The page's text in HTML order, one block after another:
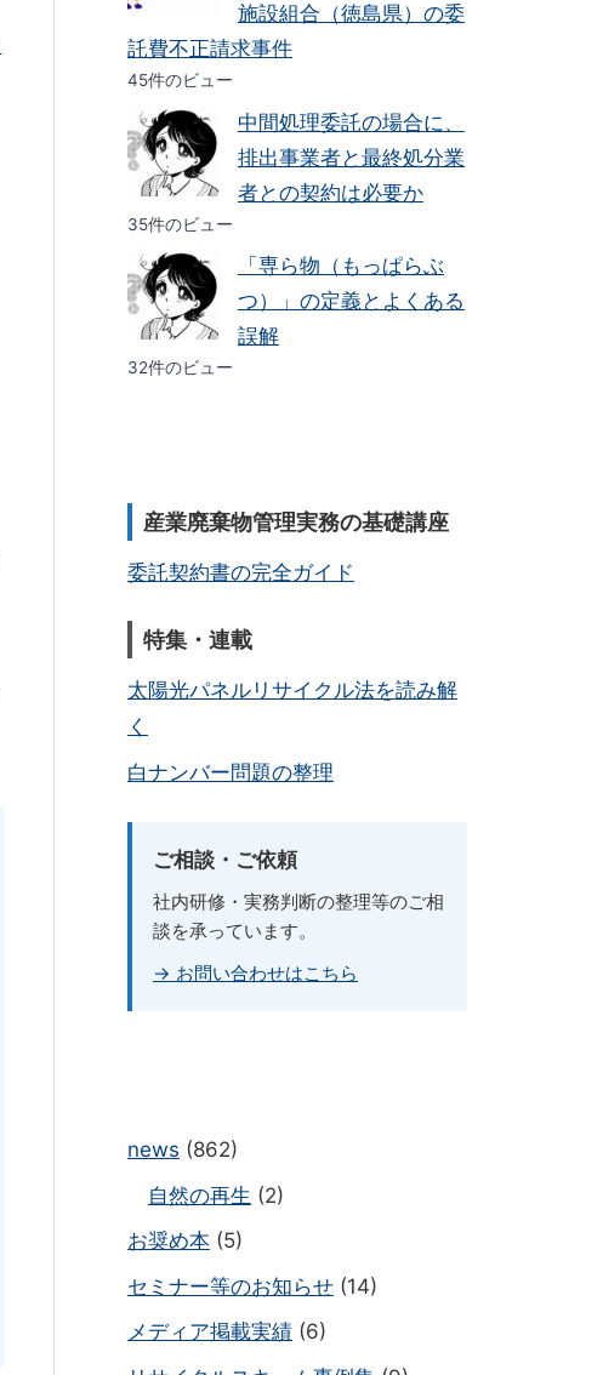
施設組合（徳島県）の委
託費不正請求事件
45件のビュー
中間処理委託の場合に、
排出事業者と最終処分業
者との契約は必要か
35件のビュー
「専ら物（もっぱらぶ
つ）」の定義とよくある
誤解
32件のビュー
産業廃棄物管理実務の基礎講座
委託契約書の完全ガイド
特集・連載
太陽光パネルリサイクル法を読み解
く
白ナンバー問題の整理
ご相談・ご依頼
社内研修・実務判断の整理等のご相
談を承っています。
→ お問い合わせはこちら
news (862)
自然の再生 (2)
お奨め本 (5)
セミナー等のお知らせ (14)
メディア掲載実績 (6)